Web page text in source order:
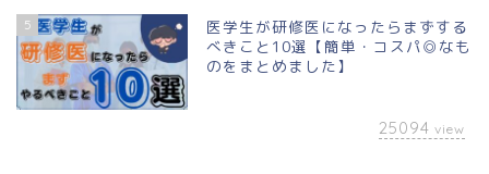
5
医学生が研修医になったらまずする
べきこと10選【簡単・コスパ◎なも
のをまとめました】
25094 view